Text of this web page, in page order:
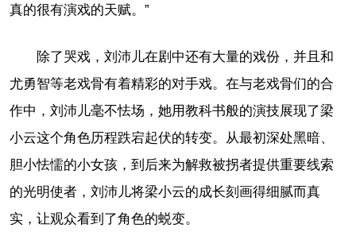
真的很有演戏的天赋。”
除了哭戏，刘沛儿在剧中还有大量的戏份，并且和
尤勇智等老戏骨有着精彩的对手戏。在与老戏骨们的合
作中，刘沛儿毫不怯场，她用教科书般的演技展现了梁
小云这个角色历程跌宕起伏的转变。从最初深处黑暗、
胆小怯懦的小女孩，到后来为解救被拐者提供重要线索
的光明使者，刘沛儿将梁小云的成长刻画得细腻而真
实，让观众看到了角色的蜕变。